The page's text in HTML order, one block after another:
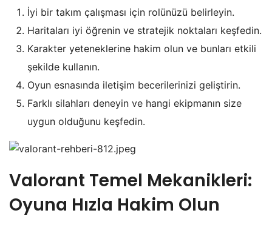
İyi bir takım çalışması için rolünüzü belirleyin.
Haritaları iyi öğrenin ve stratejik noktaları keşfedin.
Karakter yeteneklerine hakim olun ve bunları etkili
şekilde kullanın.
Oyun esnasında iletişim becerilerinizi geliştirin.
Farklı silahları deneyin ve hangi ekipmanın size
uygun olduğunu keşfedin.
Valorant Temel Mekanikleri:
Oyuna Hızla Hakim Olun